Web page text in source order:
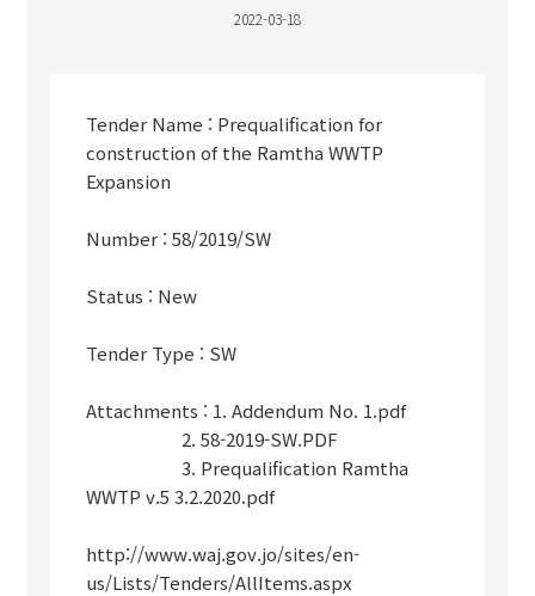
2022-03-18
Tender Name : Prequalification for
construction of the Ramtha WWTP
Expansion
Number : 58/2019/SW
Status : New
Tender Type : SW
Attachments : 1. Addendum No. 1.pdf
2. 58-2019-SW.PDF
3. Prequalification Ramtha
WWTP v.5 3.2.2020.pdf
http://www.waj.gov.jo/sites/en-
us/Lists/Tenders/AllItems.aspx